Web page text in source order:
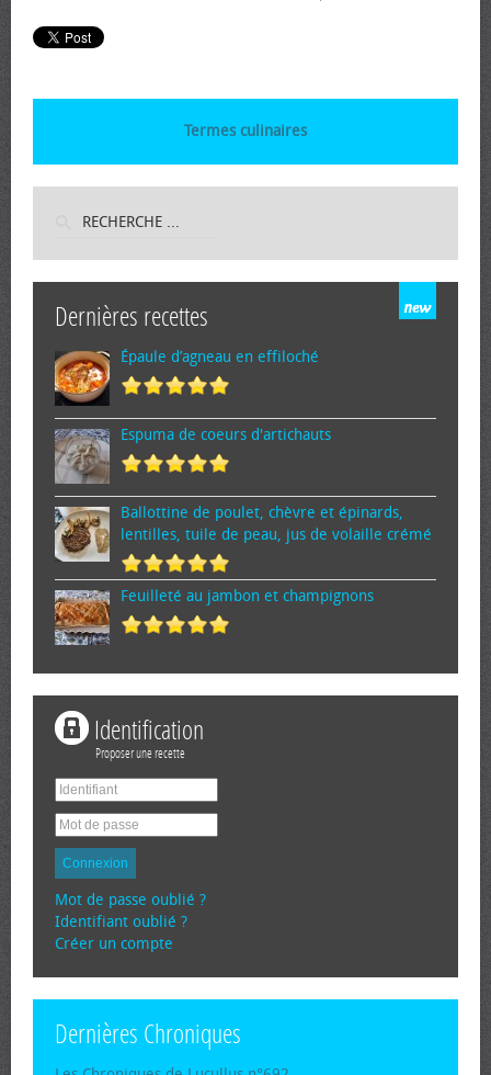
Termes culinaires
Dernières recettes
Épaule d’agneau en effiloché
Espuma de cœurs d'artichauts
Ballottine de poulet, chèvre et épinards,
lentilles, tuile de peau, jus de volaille crémé
Feuilleté au jambon et champignons
Identification
Proposer une recette
Connexion
Mot de passe oublié ?
Identifiant oublié ?
Créer un compte
Dernières Chroniques